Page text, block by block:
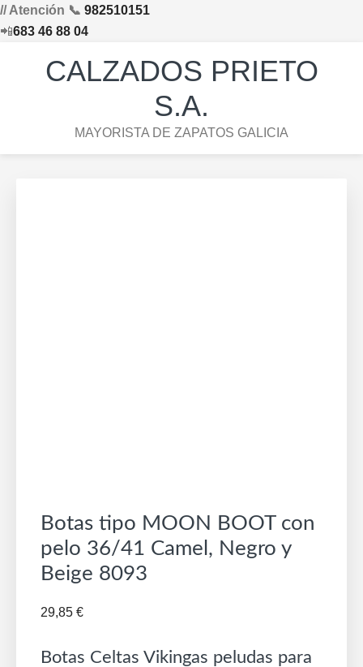
// Atención 📞 982510151
📲683 46 88 04
CALZADOS PRIETO
S.A.
MAYORISTA DE ZAPATOS GALICIA
Botas tipo MOON BOOT con
pelo 36/41 Camel, Negro y
Beige 8093
29,85 €
Botas Celtas Vikingas peludas para